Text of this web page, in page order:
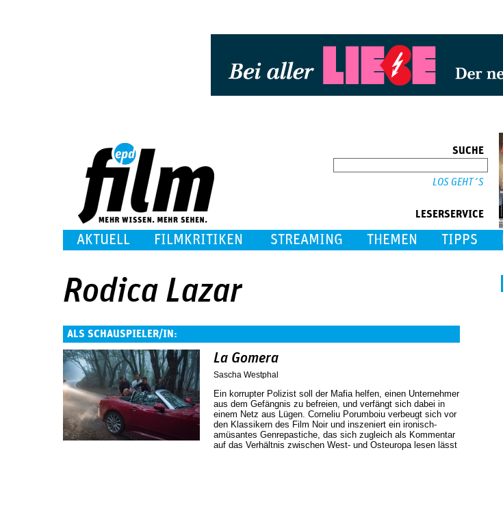
SUCHE
LESERSERVICE
AKTUELL FILMKRITIKEN STREAMING THEMEN TIPPS
Rodica Lazar
ALS SCHAUSPIELER/IN:
La Gomera
Sascha Westphal
Ein korrupter Polizist soll der Mafia helfen, einen Unternehmer
aus dem Gefängnis zu befreien, und verfängt sich dabei in
einem Netz aus Lügen. Corneliu Porumboiu verbeugt sich vor
den Klassikern des Film Noir und inszeniert ein ironisch-
amüsantes Genrepastiche, das sich zugleich als Kommentar
auf das Verhältnis zwischen West- und Osteuropa lesen lässt